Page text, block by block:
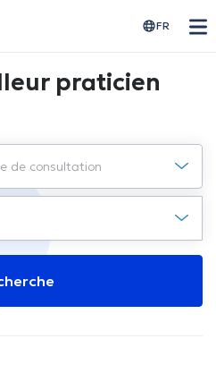
FR
praticien